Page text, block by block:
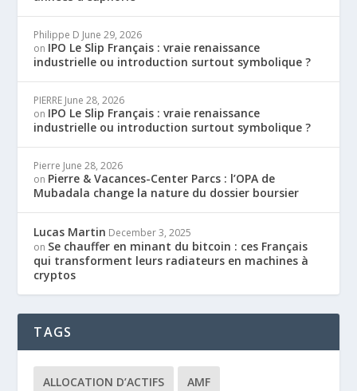
Philippe D June 29, 2026
on IPO Le Slip Français : vraie renaissance
industrielle ou introduction surtout symbolique ?
PIERRE June 28, 2026
on IPO Le Slip Français : vraie renaissance
industrielle ou introduction surtout symbolique ?
Pierre June 28, 2026
on Pierre & Vacances-Center Parcs : l’OPA de
Mubadala change la nature du dossier boursier
Lucas Martin December 3, 2025
on Se chauffer en minant du bitcoin : ces Français
qui transforment leurs radiateurs en machines à
cryptos
TAGS
ALLOCATION D’ACTIFS AMF